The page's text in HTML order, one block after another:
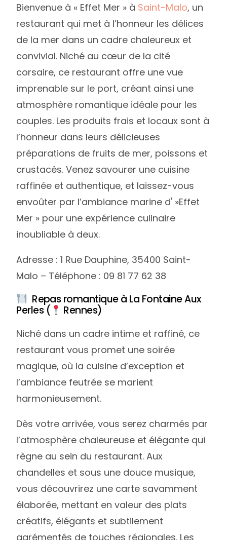
Bienvenue à « Effet Mer » à Saint-Malo, un
restaurant qui met à l’honneur les délices
de la mer dans un cadre chaleureux et
convivial. Niché au cœur de la cité
corsaire, ce restaurant offre une vue
imprenable sur le port, créant ainsi une
atmosphère romantique idéale pour les
couples. Les produits frais et locaux sont à
l’honneur dans leurs délicieuses
préparations de fruits de mer, poissons et
crustacés. Venez savourer une cuisine
raffinée et authentique, et laissez-vous
envoûter par l’ambiance marine d' »Effet
Mer » pour une expérience culinaire
inoubliable à deux.
Adresse : 1 Rue Dauphine, 35400 Saint-
Malo – Téléphone : 09 81 77 62 38
Repas romantique à La Fontaine Aux
Perles (
Rennes)
Niché dans un cadre intime et raffiné, ce
restaurant vous promet une soirée
magique, où la cuisine d’exception et
l’ambiance feutrée se marient
harmonieusement.
Dès votre arrivée, vous serez charmés par
l’atmosphère chaleureuse et élégante qui
règne au sein du restaurant. Aux
chandelles et sous une douce musique,
vous découvrirez une carte savamment
élaborée, mettant en valeur des plats
créatifs, élégants et subtilement
agrémentés de touches régionales. Les